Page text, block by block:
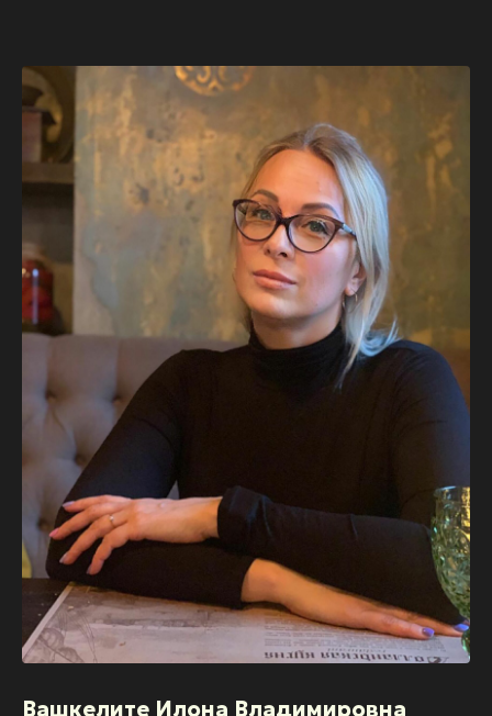
Вашкелите Илона Владимировна